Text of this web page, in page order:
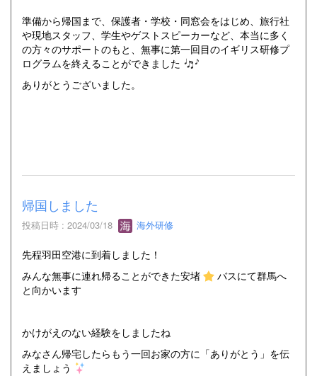
準備から帰国まで、保護者・学校・同窓会をはじめ、旅行社
や現地スタッフ、学生やゲストスピーカーなど、本当に多く
の方々のサポートのもと、無事に第一回目のイギリス研修プ
ログラムを終えることができました
ありがとうございました。
帰国しました
投稿日時 : 2024/03/18 海外研修
先程羽田空港に到着しました！
みんな無事に連れ帰ることができた安堵
バスにて群馬へ
と向かいます
かけがえのない経験をしましたね
みなさん帰宅したらもう一回お家の方に「ありがとう」を伝
えましょう